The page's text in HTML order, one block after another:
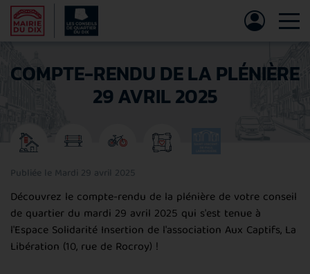
COMPTE-RENDU DE LA PLÉNIÈRE
29 AVRIL 2025
Publiée le Mardi 29 avril 2025
Découvrez le compte-rendu de la plénière de votre conseil
de quartier du mardi 29 avril 2025 qui s'est tenue à
l'Espace Solidarité Insertion de l'association Aux Captifs, La
Libération (10, rue de Rocroy) !